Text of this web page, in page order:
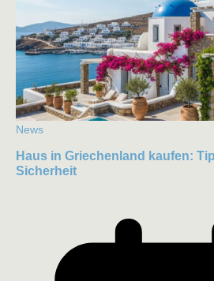
News
Haus in Griechenland kaufen:
Sicherheit